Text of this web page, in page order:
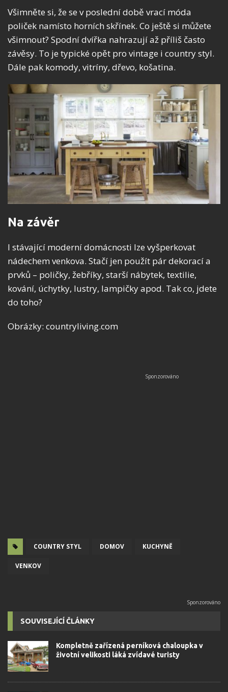
Všimněte si, že se v poslední době vrací móda
poliček namísto horních skřínek. Co ještě si můžete
všimnout? Spodní dvířka nahrazují až příliš často
závěsy. To je typické opět pro vintage i country styl.
Dále pak komody, vitríny, dřevo, košatina.
Na závěr
I stávající moderní domácnosti lze vyšperkovat
nádechem venkova. Stačí jen použít pár dekorací a
prvků – poličky, žebříky, starší nábytek, textilie,
kování, úchytky, lustry, lampičky apod. Tak co, jdete
do toho?
Obrázky: countryliving.com
COUNTRY STYL DOMOV KUCHYNĚ
VENKOV
SOUVISEJÍCÍ ČLÁNKY
Kompletně zařízená perníková chaloupka v
životní velikosti láká zvídavé turisty